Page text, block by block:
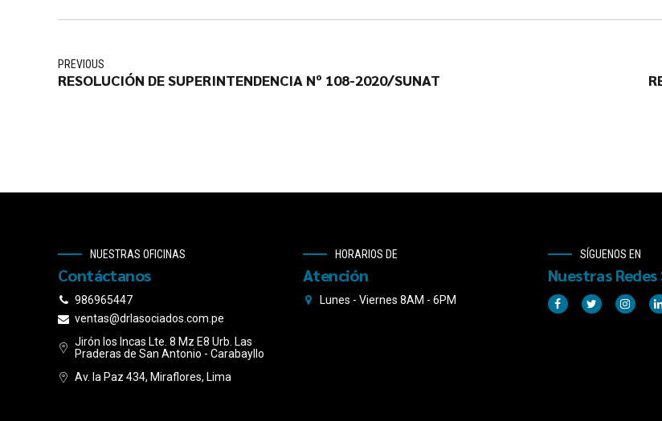
PREVIOUS
RESOLUCIÓN DE SUPERINTENDENCIA Nº 108-2020/SUNAT
NUESTRAS OFICINAS
Contáctanos
986965447
ventas@drlasociados.com.pe
Jirón los Incas Lte. 8 Mz E8 Urb. Las
Praderas de San Antonio - Carabayllo
Av. la Paz 434, Miraflores, Lima
HORARIOS DE
Atención
Lunes - Viernes 8AM - 6PM
SÍGUENOS EN
Nuestras Redes